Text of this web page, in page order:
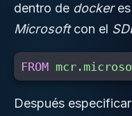
dentro de dockeres
Microsoftcon el
FROM
Después